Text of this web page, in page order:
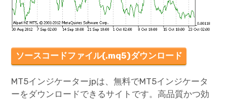
ソースコードファイル(.mq5)ダウンロード
MT5インジケーターjpは、無料でMT5インジケータ
ーをダウンロードできるサイトです。高品質かつ効